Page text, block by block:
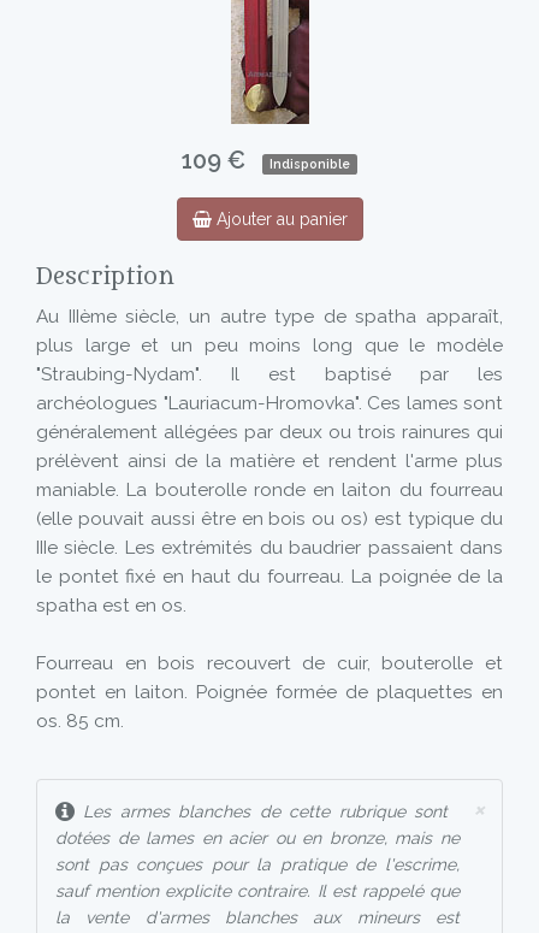
109 € Indisponible
Ajouter au panier
Description
Au IIIème siècle, un autre type de spatha apparaît,
plus large et un peu moins long que le modèle
"Straubing-Nydam". Il est baptisé par les
archéologues "Lauriacum-Hromovka". Ces lames sont
généralement allégées par deux ou trois rainures qui
prélèvent ainsi de la matière et rendent l'arme plus
maniable. La bouterolle ronde en laiton du fourreau
(elle pouvait aussi être en bois ou os) est typique du
IIIe siècle. Les extrémités du baudrier passaient dans
le pontet fixé en haut du fourreau. La poignée de la
spatha est en os.
Fourreau en bois recouvert de cuir, bouterolle et
pontet en laiton. Poignée formée de plaquettes en
os. 85 cm.
×
Les armes blanches de cette rubrique sont
dotées de lames en acier ou en bronze, mais ne
sont pas conçues pour la pratique de l'escrime,
sauf mention explicite contraire. Il est rappelé que
la vente d'armes blanches aux mineurs est